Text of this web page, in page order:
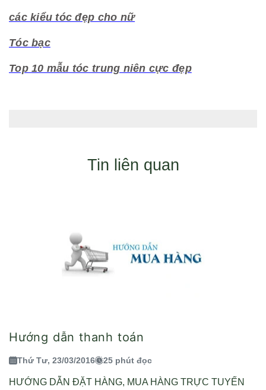
các kiểu tóc đẹp cho nữ
Tóc bạc
Top 10 mẫu tóc trung niên cực đẹp
Tin liên quan
Hướng dẫn thanh toán
Thứ Tư, 23/03/2016 25 phút đọc
HƯỚNG DẪN ĐẶT HÀNG, MUA HÀNG TRỰC TUYẾN